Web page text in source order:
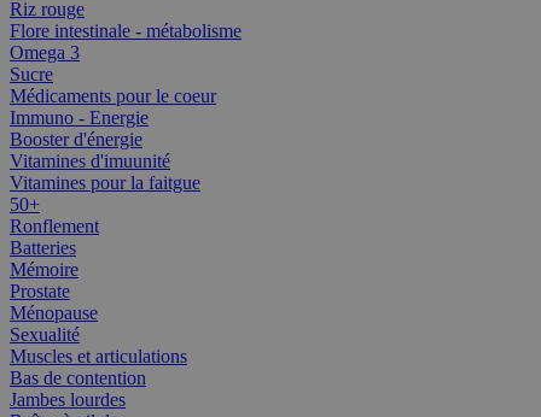
Riz rouge
Flore intestinale - métabolisme
Omega 3
Sucre
Médicaments pour le coeur
Immuno - Energie
Booster d'énergie
Vitamines d'imuunité
Vitamines pour la faitgue
50+
Ronflement
Batteries
Mémoire
Prostate
Ménopause
Sexualité
Muscles et articulations
Bas de contention
Jambes lourdes